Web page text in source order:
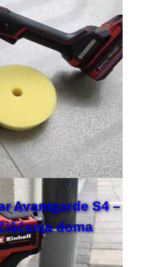
Avantgarde S4 –
doma